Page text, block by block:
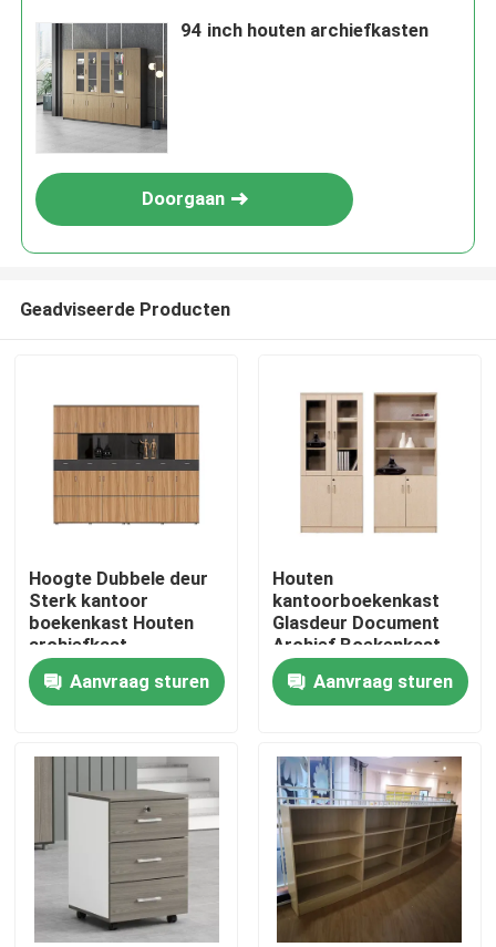
Producten
Fabriekstocht
94 inch houten archiefkasten
Doorgaan
Geadviseerde Producten
Hoogte Dubbele deur
Sterk kantoor
boekenkast Houten
archiefkast
Aanvraag sturen
Houten
kantoorboekenkast
Glasdeur Document
Archief Boekenkast
Aanvraag sturen